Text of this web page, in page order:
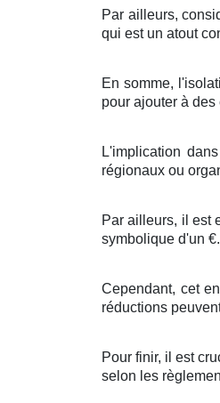
Par ailleurs,
qui est un atout
Ensomme, l'
pour ajouter à des
L'implication
régionaux ou
Par ailleurs, il est
symbolique d'un €
Cependant, cet
réductions
Pour finir, il est
selon les